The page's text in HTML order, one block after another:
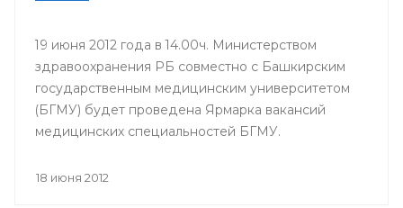
19 июня 2012 года в 14.00ч. Министерством
здравоохранения РБ совместно с Башкирским
государственным медицинским университетом
(БГМУ) будет проведена Ярмарка вакансий
медицинских специальностей БГМУ.
лечебно-профилактических учреждений (ЛПУ)
18 июня 2012